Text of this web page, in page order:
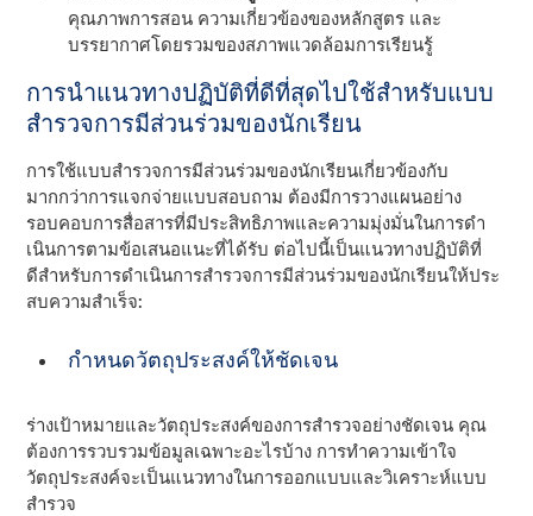
คุณภาพการสอน ความเกี่ยวข้องของหลักสูตร และ
บรรยากาศโดยรวมของสภาพแวดล้อมการเรียนรู้
การนําแนวทางปฏิบัติที่ดีที่สุดไปใช้สําหรับแบบ
สํารวจการมีส่วนร่วมของนักเรียน
การใช้แบบสํารวจการมีส่วนร่วมของนักเรียนเกี่ยวข้องกับ
มากกว่าการแจกจ่ายแบบสอบถาม ต้องมีการวางแผนอย่าง
รอบคอบการสื่อสารที่มีประสิทธิภาพและความมุ่งมั่นในการดํา
เนินการตามข้อเสนอแนะที่ได้รับ ต่อไปนี้เป็นแนวทางปฏิบัติที่
ดีสําหรับการดําเนินการสํารวจการมีส่วนร่วมของนักเรียนให้ประ
สบความสําเร็จ:
กําหนดวัตถุประสงค์ให้ชัดเจน
ร่างเป้าหมายและวัตถุประสงค์ของการสํารวจอย่างชัดเจน คุณ
ต้องการรวบรวมข้อมูลเฉพาะอะไรบ้าง การทําความเข้าใจ
วัตถุประสงค์จะเป็นแนวทางในการออกแบบและวิเคราะห์แบบ
สํารวจ